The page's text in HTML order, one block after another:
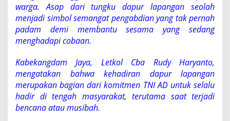
warga. Asap dari tungku dapur lapangan seolah
menjadi simbol semangat pengabdian yang tak pernah
padam demi membantu sesama yang sedang
menghadapi cobaan.
Kabekangdam Jaya, Letkol Cba Rudy Haryanto,
mengatakan bahwa kehadiran dapur lapangan
merupakan bagian dari komitmen TNI AD untuk selalu
hadir di tengah masyarakat, terutama saat terjadi
bencana atau musibah.